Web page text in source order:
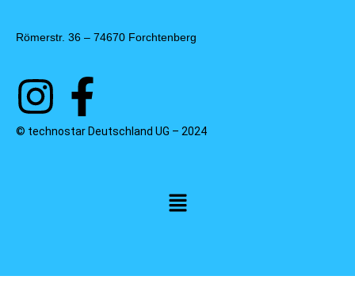
Römerstr. 36 – 74670 Forchtenberg
© technostar Deutschland UG – 2024